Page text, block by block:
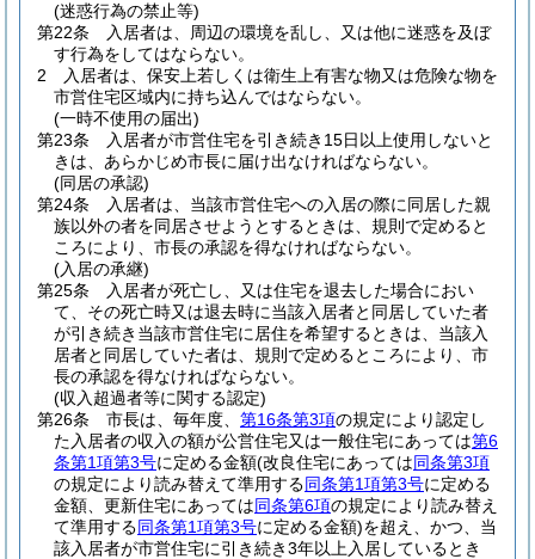
(迷惑行為の禁止等)
第22条
入居者は、周辺の環境を乱し、又は他に迷惑を及ぼ
す行為をしてはならない。
2
入居者は、保安上若しくは衛生上有害な物又は危険な物を
市営住宅区域内に持ち込んではならない。
(一時不使用の届出)
第23条
入居者が市営住宅を引き続き15日以上使用しないと
きは、あらかじめ市長に届け出なければならない。
(同居の承認)
第24条
入居者は、当該市営住宅への入居の際に同居した親
族以外の者を同居させようとするときは、規則で定めると
ころにより、市長の承認を得なければならない。
(入居の承継)
第25条
入居者が死亡し、又は住宅を退去した場合におい
て、その死亡時又は退去時に当該入居者と同居していた者
が引き続き当該市営住宅に居住を希望するときは、当該入
居者と同居していた者は、規則で定めるところにより、市
長の承認を得なければならない。
(収入超過者等に関する認定)
第26条
市長は、毎年度、 第16条第3項の規定により認定し
た入居者の収入の額が公営住宅又は一般住宅にあっては第6
条第1項第3号に定める金額(改良住宅にあっては同条第3項
の規定により読み替えて準用する同条第1項第3号に定める
金額、更新住宅にあっては同条第6項の規定により読み替え
て準用する同条第1項第3号に定める金額)を超え、かつ、当
該入居者が市営住宅に引き続き3年以上入居しているとき